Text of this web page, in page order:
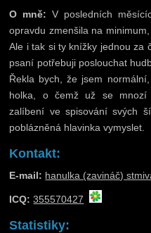
O mně: V posledních
opravdu zmenšila na
Ale i tak si ty knížky jednou za
psaní potřebuji poslouchat
Řekla bych, že jsem
holka, o čemž už se mnozí
zalíbení ve spisování svých
poblázněná hlavinka vymyslet.
Kontakt:
E-mail: hanulka (zavináč)
ICQ: 355570427
Statistiky: